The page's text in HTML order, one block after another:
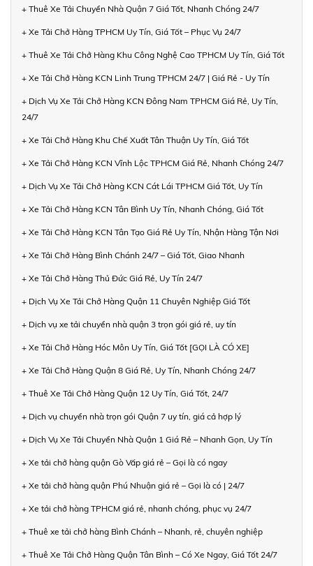
+ Thuê Xe Tải Chuyển Nhà Quận 7 Giá Tốt, Nhanh Chóng 24/7
+ Xe Tải Chở Hàng TPHCM Uy Tín, Giá Tốt – Phục Vụ 24/7
+ Thuê Xe Tải Chở Hàng Khu Công Nghệ Cao TPHCM Uy Tín, Giá Tốt
+ Xe Tải Chở Hàng KCN Linh Trung TPHCM 24/7 | Giá Rẻ - Uy Tín
+ Dịch Vụ Xe Tải Chở Hàng KCN Đông Nam TPHCM Giá Rẻ, Uy Tín,
24/7
+ Xe Tải Chở Hàng Khu Chế Xuất Tân Thuận Uy Tín, Giá Tốt
+ Xe Tải Chở Hàng KCN Vĩnh Lộc TPHCM Giá Rẻ, Nhanh Chóng 24/7
+ Dịch Vụ Xe Tải Chở Hàng KCN Cát Lái TPHCM Giá Tốt, Uy Tín
+ Xe Tải Chở Hàng KCN Tân Bình Uy Tín, Nhanh Chóng, Giá Tốt
+ Xe Tải Chở Hàng KCN Tân Tạo Giá Rẻ Uy Tín, Nhận Hàng Tận Nơi
+ Xe Tải Chở Hàng Bình Chánh 24/7 – Giá Tốt, Giao Nhanh
+ Xe Tải Chở Hàng Thủ Đức Giá Rẻ, Uy Tín 24/7
+ Dịch Vụ Xe Tải Chở Hàng Quận 11 Chuyên Nghiệp Giá Tốt
+ Dịch vụ xe tải chuyển nhà quận 3 trọn gói giá rẻ, uy tín
+ Xe Tải Chở Hàng Hóc Môn Uy Tín, Giá Tốt [GỌI LÀ CÓ XE]
+ Xe Tải Chở Hàng Quận 8 Giá Rẻ, Uy Tín, Nhanh Chóng 24/7
+ Thuê Xe Tải Chở Hàng Quận 12 Uy Tín, Giá Tốt, 24/7
+ Dịch vụ chuyển nhà trọn gói Quận 7 uy tín, giá cả hợp lý
+ Dịch Vụ Xe Tải Chuyển Nhà Quận 1 Giá Rẻ – Nhanh Gọn, Uy Tín
+ Xe tải chở hàng quận Gò Vấp giá rẻ – Gọi là có ngay
+ Xe tải chở hàng quận Phú Nhuận giá rẻ – Gọi là có | 24/7
+ Xe tải chở hàng TPHCM giá rẻ, nhanh chóng, phục vụ 24/7
+ Thuê xe tải chở hàng Bình Chánh – Nhanh, rẻ, chuyên nghiệp
+ Thuê Xe Tải Chở Hàng Quận Tân Bình – Có Xe Ngay, Giá Tốt 24/7